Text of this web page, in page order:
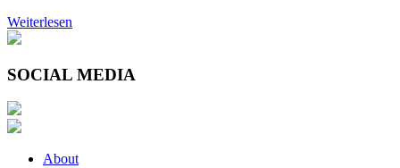
Weiterlesen
SOCIAL MEDIA
About